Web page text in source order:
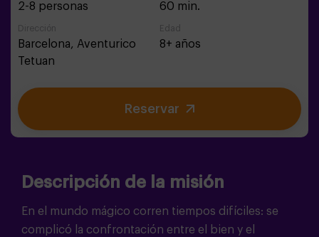
2-8 personas 60 min.
Dirección
Barcelona, Aventurico
Tetuan
Edad
8+ años
Reservar
Descripción de la misión
En el mundo mágico corren tiempos difíciles: se
complicó la confrontación entre el bien y el